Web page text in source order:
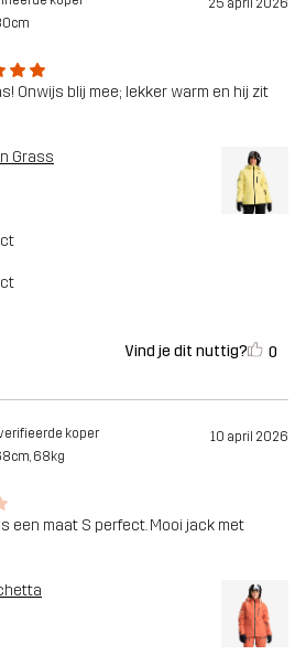
25 april 2026
Onwijs blij mee; lekker warm en hij zit
Grass
Vind je dit nuttig? 0
koper 10 april 2026
68kg
een maat S perfect. Mooi jack met